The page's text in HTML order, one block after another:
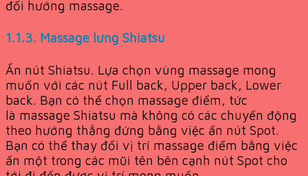
đổi hướng massage.
1.1.3. Massage lưng Shiatsu
Ấn nút Shiatsu. Lựa chọn vùng massage mong
muốn với các nút Full back, Upper back, Lower
back. Bạn có thể chọn massage điểm, tức
là massage Shiatsu mà không có các chuyển động
theo hướng thẳng đứng bằng việc ấn nút Spot.
Bạn có thể thay đổi vị trí massage điểm bằng việc
ấn một trong các mũi tên bên cạnh nút Spot cho